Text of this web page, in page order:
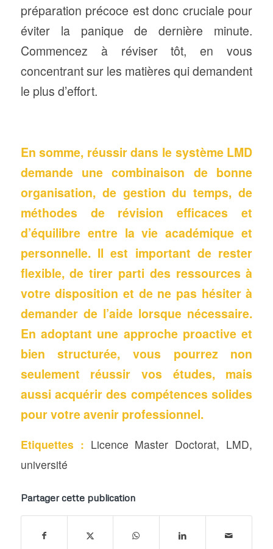
préparation précoce est donc cruciale pour
éviter la panique de dernière minute.
Commencez à réviser tôt, en vous
concentrant sur les matières qui demandent
le plus d’effort.
En somme, réussir dans le système LMD
demande une combinaison de bonne
organisation, de gestion du temps, de
méthodes de révision efficaces et
d’équilibre entre la vie académique et
personnelle. Il est important de rester
flexible, de tirer parti des ressources à
votre disposition et de ne pas hésiter à
demander de l’aide lorsque nécessaire.
En adoptant une approche proactive et
bien structurée, vous pourrez non
seulement réussir vos études, mais
aussi acquérir des compétences solides
pour votre avenir professionnel.
Etiquettes : Licence Master Doctorat, LMD,
université
Partager cette publication